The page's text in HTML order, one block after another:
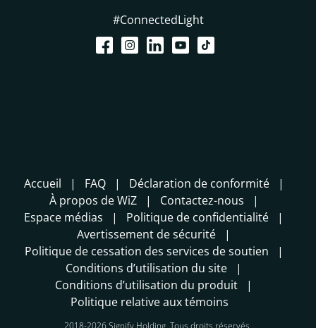
#ConnectedLight
Accueil FAQ
Déclaration de conformité
À propos de WiZ
Contactez-nous
Espace médias
Politique de confidentialité
Avertissement de sécurité
Politique de cessation des services de soutien
Conditions d’utilisation du site
Conditions d’utilisation du produit
Politique relative aux témoins
2018-2026 Signify Holding. Tous droits réservés.